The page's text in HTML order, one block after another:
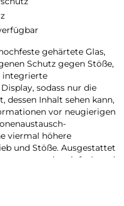
gehärtete Glas,
Schutz gegen Stöße,
integrierte
sodass nur die
dessen Inhalt sehen kann,
vor neugierigen
viermal höhere
und Stöße. Ausgestattet
das einfach und